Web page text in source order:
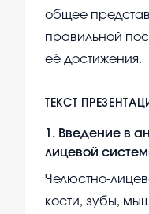
общее
правильной
её достижения.
ТЕКСТ
1 . Введение в
лицевой
Челюстно-
кости, зубы,